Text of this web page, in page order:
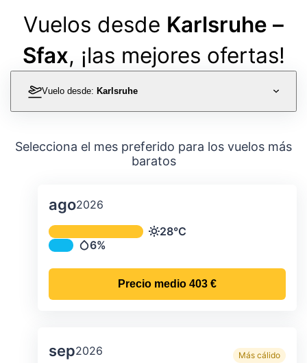
Vuelos desde Karlsruhe –
Sfax, ¡las mejores ofertas!
Vuelo desde: Karlsruhe
Selecciona el mes preferido para los vuelos más
baratos
ago2026
Temperatura y precipitación media
Temperatura
28°C
Precipitación
6%
Precio medio 403 €
sep2026 Más cálido